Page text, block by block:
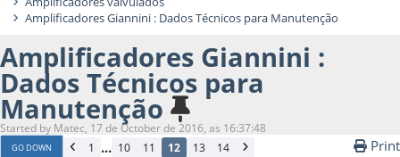
Amplificadores Giannini : Dados Técnicos para Manutenção
Amplificadores Giannini :
Dados Técnicos para
Manutenção
Started by Matec, 17 de October de 2016, as 16:37:48
GO DOWN 1 ... 10 11 12 13 14 Print